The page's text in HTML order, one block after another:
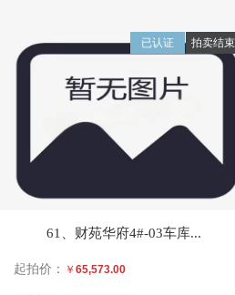
拍卖结束
已认证
61、财苑华府4#-03车库...
起拍价： ￥ 65,573.00